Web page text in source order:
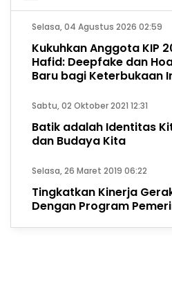
Selasa, 04 Agustus 2026 02:59
Kukuhkan Anggota KIP
Hafid: Deepfake dan
Baru bagi Keterbukaan
Sabtu, 02 Oktober 2021 12:31
Batik adalah Identitas
dan Budaya Kita
Selasa, 26 Maret 2019 06:22
Tingkatkan Kinerja
Dengan Program